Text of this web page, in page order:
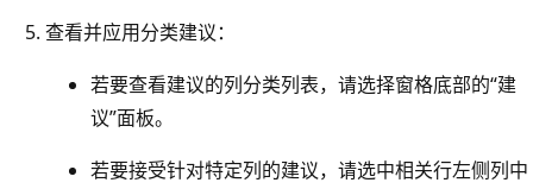
查看并应用分类建议：
若要查看建议的列分类列表，请选择窗格底部的“建
议”面板。
若要接受针对特定列的建议，请选中相关行左侧列中